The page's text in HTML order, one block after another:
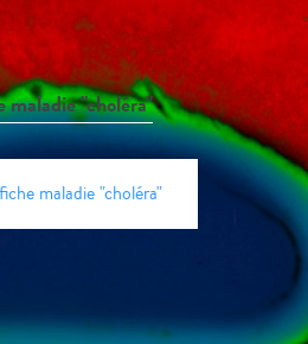
maladie "choléra"
maladie "choléra"